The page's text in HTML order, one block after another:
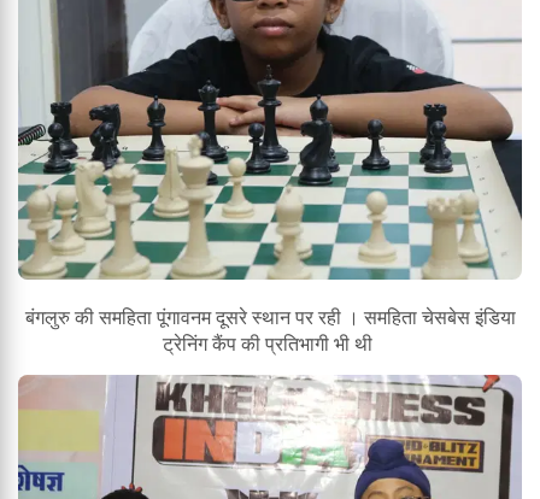
बंगलुरु की समहिता पूंगावनम दूसरे स्थान पर रही । समहिता चेसबेस इंडिया
ट्रेनिंग कैंप की प्रतिभागी भी थी